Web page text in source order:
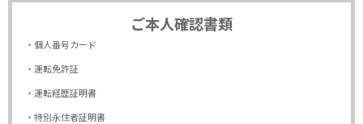
ご本人確認書類
・個人番号カード
・運転免許証
・運転経歴証明書
・特別永住者証明書